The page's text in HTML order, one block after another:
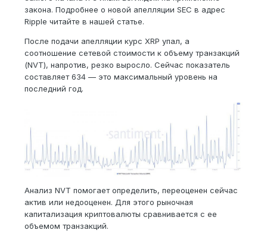
закона. Подробнее о новой апелляции SEC в адрес
Ripple читайте в нашей статье.
После подачи апелляции курс XRP упал, а
соотношение сетевой стоимости к объему транзакций
(NVT), напротив, резко выросло. Сейчас показатель
составляет 634 — это максимальный уровень на
последний год.
Анализ NVT помогает определить, переоценен сейчас
актив или недооценен. Для этого рыночная
капитализация криптовалюты сравнивается с ее
объемом транзакций.